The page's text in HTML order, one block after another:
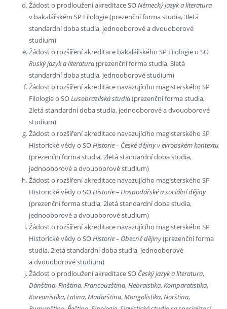
Žádost o prodloužení akreditace SONěmecký jazyk a literatura
v bakalářském SP Filologie (prezenční forma studia, 3letá
standardní doba studia, jednooborové a dvouoborové
studium)
Žádost o rozšíření akreditace bakalářského SP Filologie o SO
Ruský jazyk a literatura(prezenční forma studia, 3letá
standardní doba studia, jednooborové studium)
Žádost o rozšíření akreditace navazujícího magisterského SP
Filologie o SOLusobrazilská studia(prezenční forma studia,
2letá standardní doba studia, jednooborové a dvouoborové
studium)
Žádost o rozšíření akreditace navazujícího magisterského SP
Historické vědy o SOHistorie – České dějiny v evropském kontextu
(prezenční forma studia, 2letá standardní doba studia,
jednooborové a dvouoborové studium)
Žádost o rozšíření akreditace navazujícího magisterského SP
Historické vědy o SOHistorie – Hospodářské a sociální dějiny
(prezenční forma studia, 2letá standardní doba studia,
jednooborové a dvouoborové studium)
Žádost o rozšíření akreditace navazujícího magisterského SP
Historické vědy o SOHistorie – Obecné dějiny(prezenční forma
studia, 2letá standardní doba studia, jednooborové
a dvouoborové studium)
Žádost o prodloužení akreditace SO Český jazyk a literatura,
Dánština,Finština,Francouzština,Hebraistika,Komparatistika,
Koreanistika,Latina,Maďarština,Mongolistika,Norština,